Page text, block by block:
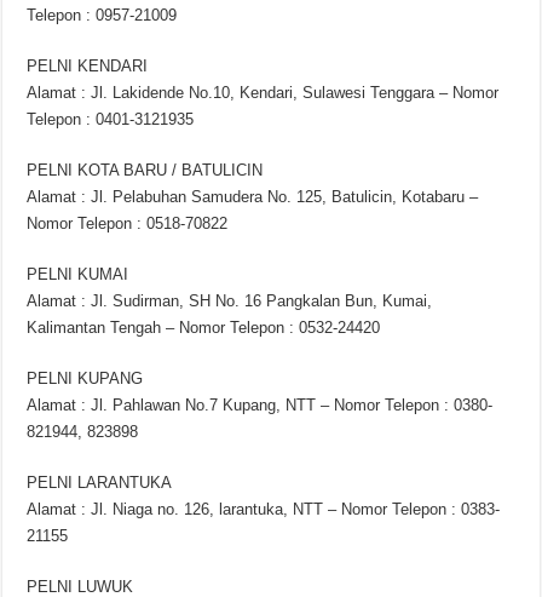
Telepon : 0957-21009
PELNI KENDARI
Alamat : Jl. Lakidende No.10, Kendari, Sulawesi Tenggara – Nomor
Telepon : 0401-3121935
PELNI KOTA BARU / BATULICIN
Alamat : Jl. Pelabuhan Samudera No. 125, Batulicin, Kotabaru –
Nomor Telepon : 0518-70822
PELNI KUMAI
Alamat : Jl. Sudirman, SH No. 16 Pangkalan Bun, Kumai,
Kalimantan Tengah – Nomor Telepon : 0532-24420
PELNI KUPANG
Alamat : Jl. Pahlawan No.7 Kupang, NTT – Nomor Telepon : 0380-
821944, 823898
PELNI LARANTUKA
Alamat : Jl. Niaga no. 126, larantuka, NTT – Nomor Telepon : 0383-
21155
PELNI LUWUK